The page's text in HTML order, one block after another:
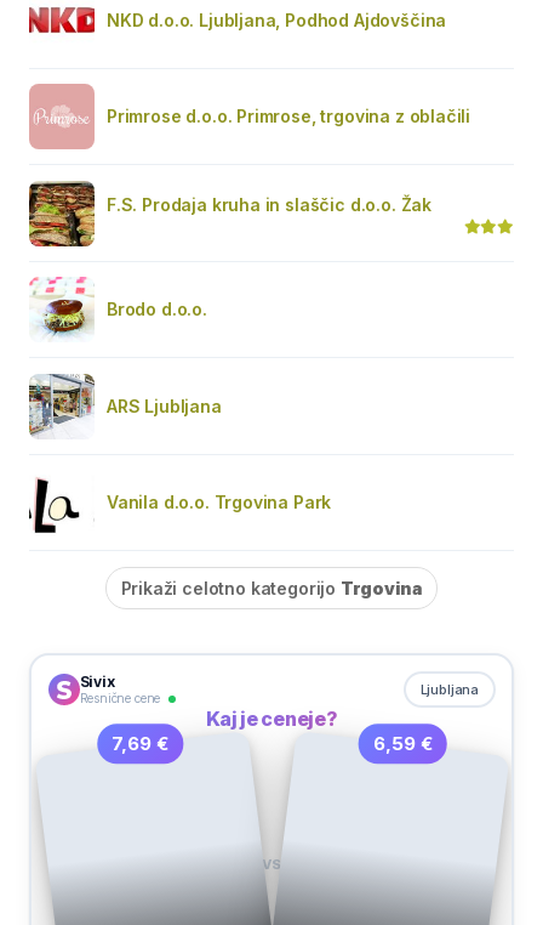
NKD d.o.o. Ljubljana, Podhod Ajdovščina
Primrose d.o.o. Primrose, trgovina z oblačili
F.S. Prodaja kruha in slaščic d.o.o. Žak
Brodo d.o.o.
ARS Ljubljana
Vanila d.o.o. Trgovina Park
Prikaži celotno kategorijo Trgovina
Sivix
Resnične cene
Ljubljana
Kaj je ceneje?
7,69 €
VS
6,59 €